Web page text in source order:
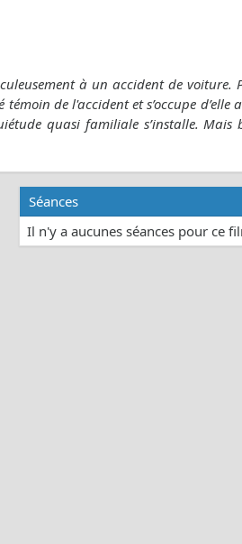
à un accident de voiture.
de l'accident et s’occupe d’elle
quasi familiale s’installe. Mais
Séances
Il n'y a aucunes séances pour ce